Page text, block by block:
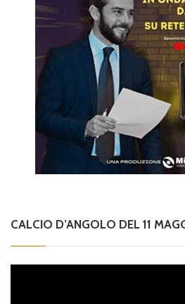
CALCIO D’ANGOLO DEL 11